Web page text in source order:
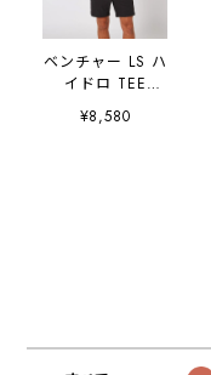
ベンチャー LS ハ
イドロ TEE
(JA23183) - ネイ
ビー
¥8,580